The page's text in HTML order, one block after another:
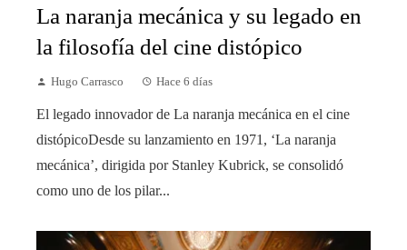
La naranja mecánica y su legado en
la filosofía del cine distópico
Hugo Carrasco Hace 6 días
El legado innovador de La naranja mecánica en el cine
distópicoDesde su lanzamiento en 1971, ‘La naranja
mecánica’, dirigida por Stanley Kubrick, se consolidó
como uno de los pilar...